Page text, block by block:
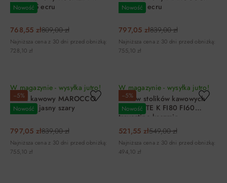
Nowość
FI80X45 ecru
768,55 zł809,00 zł
Najniższa cena z 30 dni przed obniżką:
728,10 zł
Nowość
120X60 ecru
797,05 zł839,00 zł
Najniższa cena z 30 dni przed obniżką:
755,10 zł
−5%
Nowość
W magazynie - wysyłka jutro!
Stolik kawowy MAROCCO
120X60 jasny szary
797,05 zł839,00 zł
Najniższa cena z 30 dni przed obniżką:
755,10 zł
−5%
Nowość
W magazynie - wysyłka jutro!
Zestaw stolików kawowych
FERRANTE K FI80 FI60
travertine kaszmir
521,55 zł549,00 zł
Najniższa cena z 30 dni przed obniżką:
494,10 zł